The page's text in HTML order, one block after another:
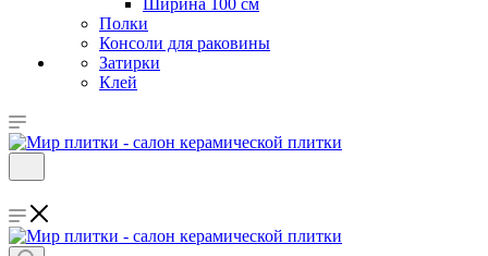
Ширина 100 см
Полки
Консоли для раковины
Затирки
Клей